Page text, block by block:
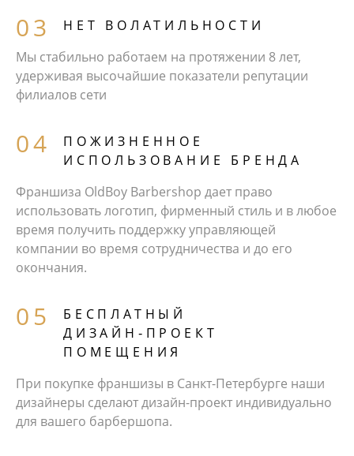
НЕТ ВОЛАТИЛЬНОСТИ
Мы стабильно работаем на протяжении 8 лет,
удерживая высочайшие показатели репутации
филиалов сети
ПОЖИЗНЕННОЕ
ИСПОЛЬЗОВАНИЕ БРЕНДА
Франшиза OldBoy Barbershop дает право
использовать логотип, фирменный стиль и в любое
время получить поддержку управляющей
компании во время сотрудничества и до его
окончания.
БЕCПЛАТНЫЙ
ДИЗАЙН‑ПРОЕКТ
ПОМЕЩЕНИЯ
При покупке франшизы в Санкт-Петербурге наши
дизайнеры сделают дизайн-проект индивидуально
для вашего барбершопа.